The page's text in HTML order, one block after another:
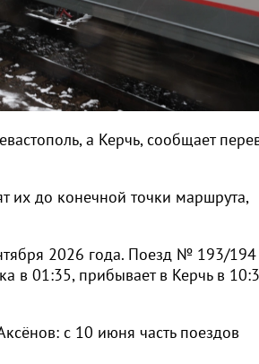
а Керчь, сообщает
их до конечной точки маршрута,
2026 года. Поезд № 193/194
в 01:35, прибывает в Керчь в
с 10 июня часть поездов